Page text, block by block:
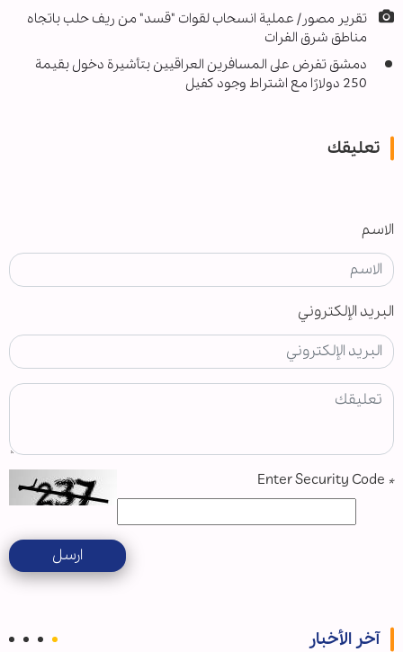
تقرير مصور/ عملیة انسحاب لقوات "قسد" من ريف حلب باتجاه
مناطق شرق الفرات
دمشق تفرض على المسافرين العراقيين بتأشيرة دخول بقيمة
250 دولارًا مع اشتراط وجود كفيل
تعليقك
الاسم
البريد الإلكتروني
*
ارسل
آخر الأخبار